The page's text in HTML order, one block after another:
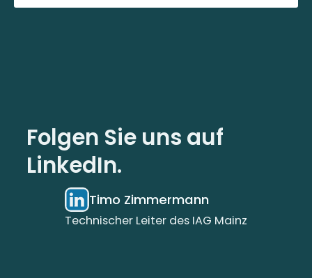
Folgen Sie uns auf
LinkedIn.
Timo Zimmermann
Technischer Leiter des IAG Mainz